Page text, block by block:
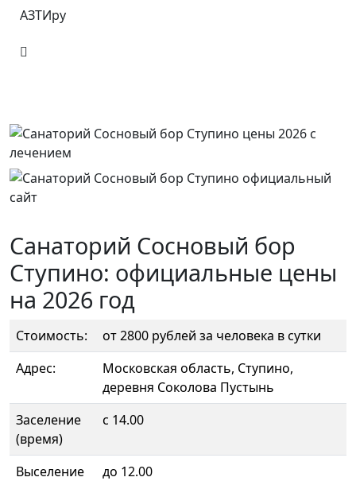
АЗТИру
Санаторий Сосновый бор
Ступино: официальные цены
на 2026 год
Стоимость:
от 2800 рублей за человека в сутки
Адрес:
Московская область, Ступино,
деревня Соколова Пустынь
Заселение
(время)
с 14.00
Выселение
до 12.00